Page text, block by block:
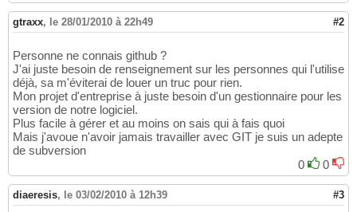
gtraxx, le 28/01/2010 à 22h49 #2
Personne ne connais github ?
J'ai juste besoin de renseignement sur les personnes qui l'utilise
déjà, sa m'éviterai de louer un truc pour rien.
Mon projet d'entreprise à juste besoin d'un gestionnaire pour les
version de notre logiciel.
Plus facile à gérer et au moins on sais qui à fais quoi
Mais j'avoue n'avoir jamais travailler avec GIT je suis un adepte
de subversion
0
0
diaeresis, le 03/02/2010 à 12h39 #3